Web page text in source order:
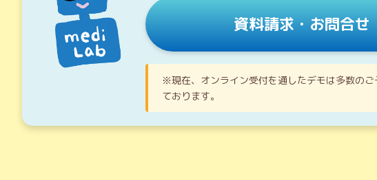
資料請求・お問合せ
※現在、オンライン受付を通したデモは多数の
ております。